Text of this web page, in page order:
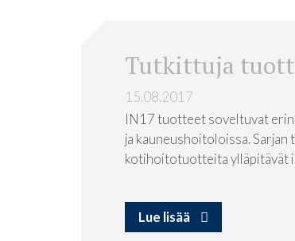
Tutkittuja
15.08.2017
IN17 tuotteet soveltuvat
ja kauneushoitoloissa. Sarjan
kotihoitotuotteita ylläpitävät
Lue lisää